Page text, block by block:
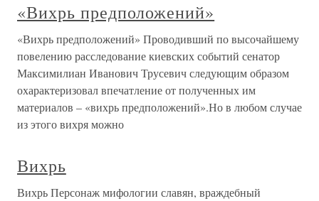
«Вихрь предположений»
«Вихрь предположений» Проводивший по высочайшему
повелению расследование киевских событий сенатор
Максимилиан Иванович Трусевич следующим образом
охарактеризовал впечатление от полученных им
материалов – «вихрь предположений».Но в любом случае
из этого вихря можно
Вихрь
Вихрь Персонаж мифологии славян, враждебный